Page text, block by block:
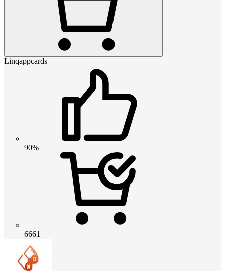
Linqappcards
90%
6661